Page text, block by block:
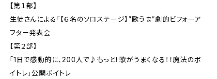
【第１部】
生徒さんによる「【６名のソロステージ】”歌うま”劇的ビフォーア
フター発表会
【第２部】
「1日で感動的に、200人で♪もっと！歌がうまくなる！！魔法のボ
イトレ」公開ボイトレ